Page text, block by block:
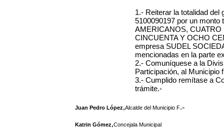
1.- Reiterar la totalidad del
5100090197 por un monto
AMERICANOS,
CINCUENTA Y OCHO
empresa SUDEL
mencionadas en la parte
2.- Comuníquese a la
Participación, al Municipio
3.- Cumplido remítase a
trámite.-
Juan Pedro López,Alcalde del Municipio F.-
Katrin Gómez,Concejala Municipal